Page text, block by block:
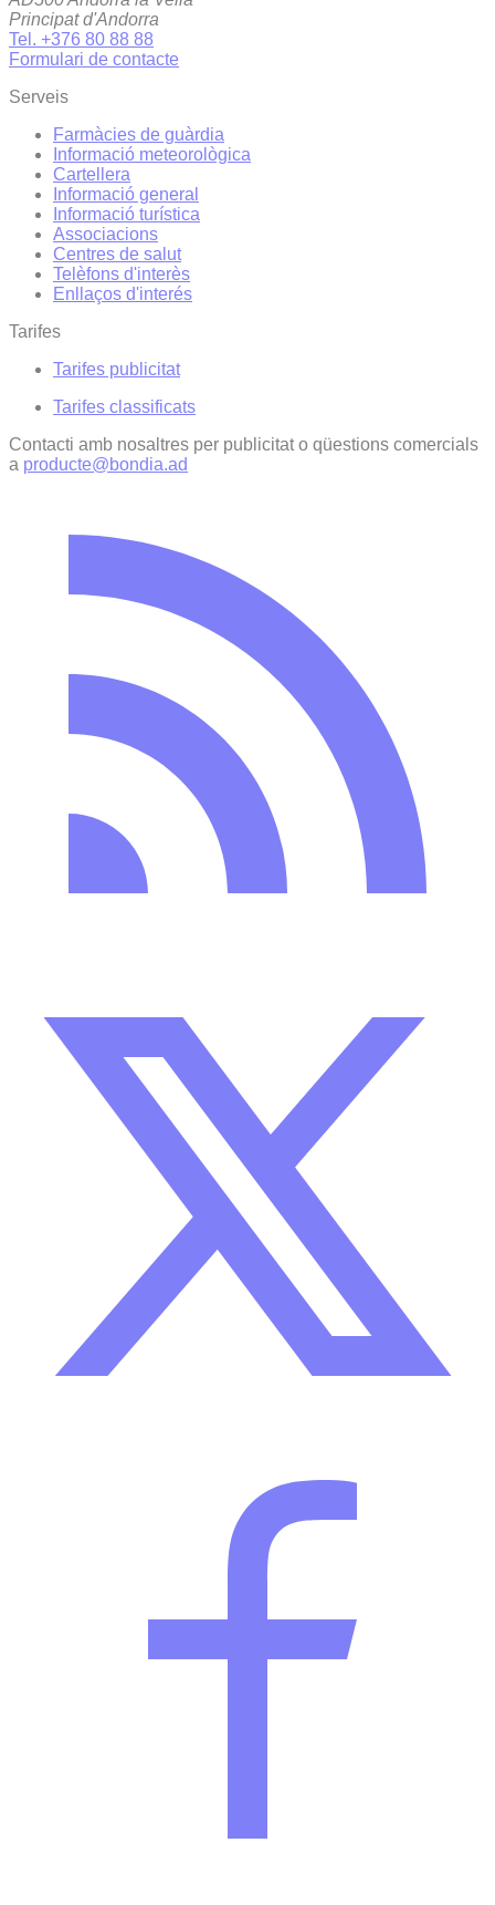
Principat d'Andorra
Tel. +376 80 88 88
Formulari de contacte
Serveis
Farmàcies de guàrdia
Informació meteorològica
Cartellera
Informació general
Informació turística
Associacions
Centres de salut
Telèfons d'interès
Enllaços d'interés
Tarifes
Tarifes publicitat
Tarifes classificats
Contacti amb nosaltres per publicitat o qüestions comercials
a producte@bondia.ad